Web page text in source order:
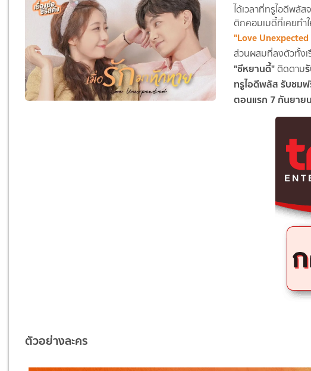
ได้เวลาที่ทรูไอดีพลั
ติกคอมเมดี้ที่เคยทำ
"Love
ส่วนผสมที่ลงตัวทั้งเ
"ชีหยานดี้"ติดตาม
ทรูไอดีพลัส รับชมฟ
ตอนแรก 7 กันยาย
ตัวอย่างละคร